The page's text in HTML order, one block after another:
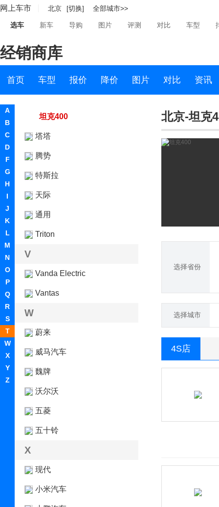
网上车市 北京 [切换] 全部城市>>
选车 新车 导购 图片 评测 对比 车型
经销商库
首页 车型 报价 降价 图片 对比 资讯
A
B
C
D
F
G
H
I
J
K
L
M
N
O
P
Q
R
S
T
W
X
Y
Z
坦克500
坦克700
坦克800
坦克400
塔塔
腾势
特斯拉
天际
通用
Triton
V
Vanda Electric
Vantas
W
蔚来
威马汽车
魏牌
沃尔沃
五菱
五十铃
X
现代
小米汽车
北京-坦克
选择省份
选择城市
4S店